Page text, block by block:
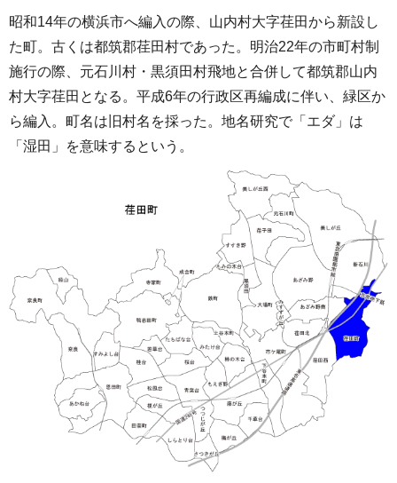
昭和14年の横浜市へ編入の際、山内村大字荏田から新設し
た町。古くは都筑郡荏田村であった。明治22年の市町村制
施行の際、元石川村・黒須田村飛地と合併して都筑郡山内
村大字荏田となる。平成6年の行政区再編成に伴い、緑区か
ら編入。町名は旧村名を採った。地名研究で「エダ」は
「湿田」を意味するという。